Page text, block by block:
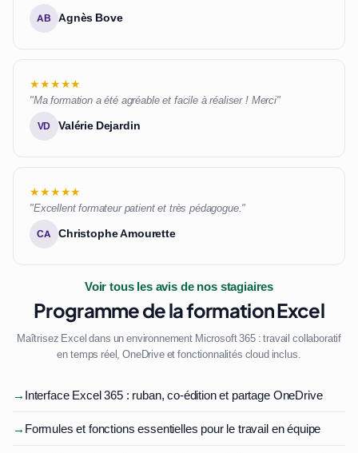
AB Agnès Bove
★★★★★
"Ma formation a été agréable et facile à réaliser ! Merci"
VD Valérie Dejardin
★★★★★
"Excellent formateur patient et très pédagogue."
CA Christophe Amourette
Voir tous les avis de nos stagiaires
Programme de la formation Excel
Maîtrisez Excel dans un environnement Microsoft 365 : travail collaboratif
en temps réel, OneDrive et fonctionnalités cloud inclus.
→ Interface Excel 365 : ruban, co-édition et partage OneDrive
→ Formules et fonctions essentielles pour le travail en équipe